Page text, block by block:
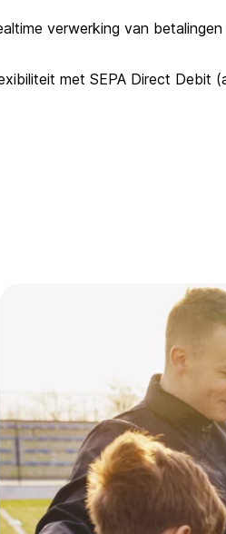
verwerking van betalingen
met SEPA Direct Debit